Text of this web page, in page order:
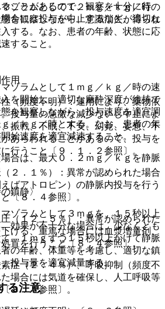
ことがあるので、観察を十分に行
合には投与を中止するなど、適切な
用
（頻度不明）：連用により、薬物依
投与量の急激な減少ないし中止によ
振戦、不眠、不安、幻覚、妄想、不
あらわれることがあるので、投与を
行うこと〔９．１．２参照〕。
２．１％）：異常が認められた場合
ばアトロピン）の静脈内投与を行う
〔８．４参照〕。
（１２．５％）：異常が認められた
げる、重篤な場合には血漿増量剤、
置を行うこと〔８．４参照〕。
症（２．４％）、呼吸抑制（頻度不
場合には気道を確保し、人工呼吸等
８．４参照〕。
ゾラムとして１２ｍｇ／ｋｇ／時の
を観察しながら、意識消失が得られ
する。なお、患者の年齢、状態に応
すること。
ゾラムとして１ｍｇ／ｋｇ／時の速
を開始し、適切な麻酔深度が維持で
を観察しながら、投与速度を適宜調
／ｋｇ／時とする。なお、患者の年
始速度を適宜減速すること。
合は、最大０．２ｍｇ／ｋｇを静脈
鎮静〉
ゾラムとして３ｍｇを、１５秒以上
効果が不十分な場合は、少なくとも
、１ｍｇずつ１５秒以上かけて静脈
の年齢、体重等を考慮し、適切な鎮
投与量を適宜減量する。
る注意